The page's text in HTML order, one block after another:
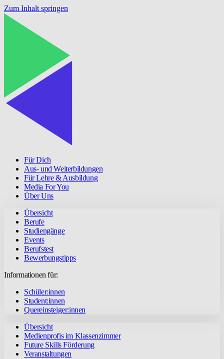
Zum Inhalt springen
Für Dich
Aus- und Weiterbildungen
Für Lehre & Ausbildung
Media For You
Über Uns
Übersicht
Berufe
Studiengänge
Events
Berufstest
Bewerbungstipps
Informationen für:
Schüler:innen
Student:innen
Quereinsteiger:innen
Übersicht
Medienprofis im Klassenzimmer
Future Skills Förderung
Veranstaltungen